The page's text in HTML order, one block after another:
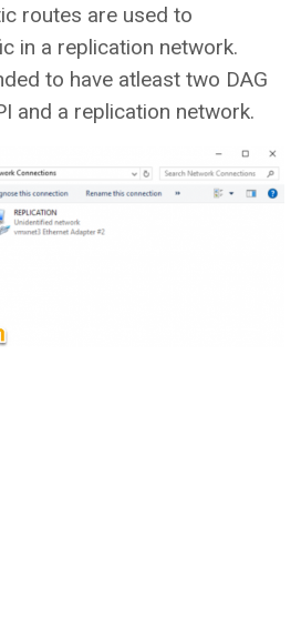
routes are used to
in a replication network.
to have atleast two DAG
and a replication network.